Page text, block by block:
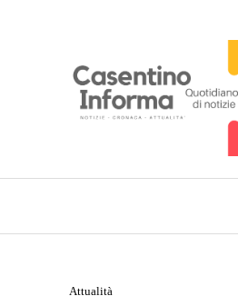
Attualità